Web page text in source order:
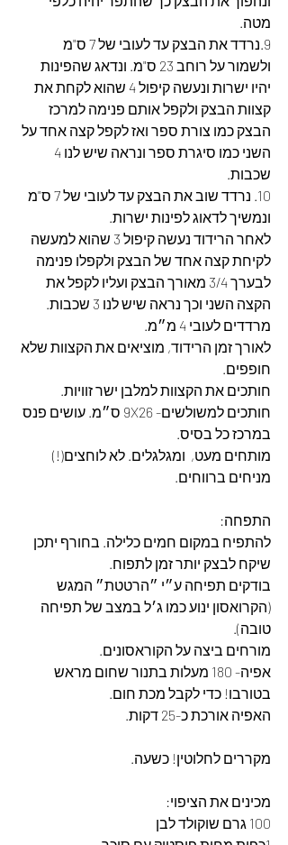
מטה.
9.נרדד את הבצק עד לעובי של 7 ס"מ
ולשמור על רוחב 23 ס"מ. ונדאג שהפינות
יהיו ישרות ונעשה קיפול 4 שהוא לקחת את
קצוות הבצק ולקפל אותם פנימה למרכז
הבצק כמו צורת ספר ואז לקפל קצה אחד על
שכבות.
10. נרדד שוב את הבצק עד לעובי של 7 ס"מ
ונמשיך לדאוג לפינות ישרות.
לאחר הרידוד נעשה קיפול 3 שהוא למעשה
לקיחת קצה אחד של הבצק ולקפלו פנימה
לבערך 3/4 מאורך הבצק ועליו לקפל את
הקצה השני וכך נראה שיש לנו 3 שכבות.
מרדדים לעובי 4 מ״מ.
לאורך זמן הרידוד, מוציאים את הקצוות שלא
חופפים.
חותכים את הקצוות למלבן ישר זוויות.
חותכים למשולשים- 9X26 ס״מ. עושים פנס
במרכז כל בסיס.
מותחים מעט,  ומגלגלים. לא לוחצים(!)
מניחים ברווחים.
התפחה:
להתפיח במקום חמים כלילה. בחורף יתכן
שיקח לבצק יותר זמן לתפוח.
בודקים תפיחה ע״י ״הרטטת״ המגש
(הקרואסון ינוע כמו ג׳ל במצב של תפיחה
טובה).
מורחים ביצה על הקוראסונים.
אפיה- 180 מעלות בתנור שחום מראש
בטורבו! כדי לקבל מכת חום.
האפיה אורכת כ-25 דקות.
מקררים לחלוטין! כשעה.
מכינים את הציפוי:
100 גרם שוקולד לבן